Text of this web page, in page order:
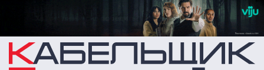
Перейти к основному содержанию